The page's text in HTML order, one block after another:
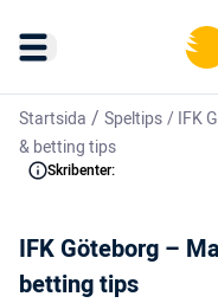
Startsida / Speltips/IFK
& betting tips
Skribenter:
IFK Göteborg –
betting tips